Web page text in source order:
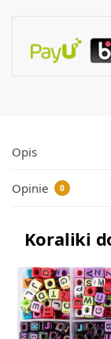
Opis
Opinie 0
Koraliki